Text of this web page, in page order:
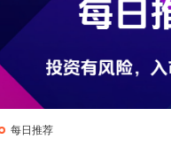
每日推荐